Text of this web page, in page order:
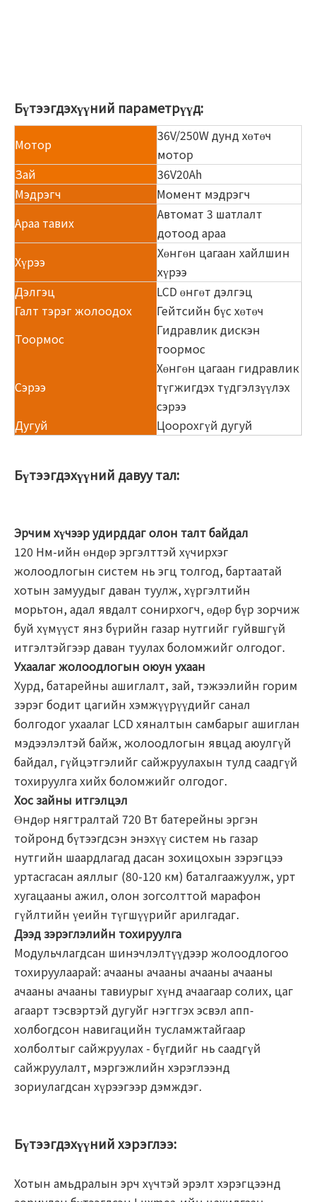
Бүтээгдэхүүний параметрүүд:
Мотор
36V/250W дунд хөтөч
мотор
Зай
36V20Ah
Мэдрэгч
Момент мэдрэгч
Араа тавих
Автомат 3 шатлалт
дотоод араа
Хүрээ
Хөнгөн цагаан хайлшин
хүрээ
Дэлгэц
LCD өнгөт дэлгэц
Галт тэрэг жолоодох
Гейтсийн бүс хөтөч
Тоормос
Гидравлик дискэн
тоормос
Сэрээ
Хөнгөн цагаан гидравлик
түгжигдэх түдгэлзүүлэх
сэрээ
Дугуй
Цоорохгүй дугуй
Бүтээгдэхүүний давуу тал:
Эрчим хүчээр удирддаг олон талт байдал
120 Нм-ийн өндөр эргэлттэй хүчирхэг
жолоодлогын систем нь эгц толгод, бартаатай
хотын замуудыг даван туулж, хүргэлтийн
морьтон, адал явдалт сонирхогч, өдөр бүр зорчиж
буй хүмүүст янз бүрийн газар нутгийг гуйвшгүй
итгэлтэйгээр даван туулах боломжийг олгодог.
Ухаалаг жолоодлогын оюун ухаан
Хурд, батарейны ашиглалт, зай, тэжээлийн горим
зэрэг бодит цагийн хэмжүүрүүдийг санал
болгодог ухаалаг LCD хяналтын самбарыг ашиглан
мэдээлэлтэй байж, жолоодлогын явцад аюулгүй
байдал, гүйцэтгэлийг сайжруулахын тулд саадгүй
тохируулга хийх боломжийг олгодог.
Хос зайны итгэлцэл
Өндөр нягтралтай 720 Вт батерейны эргэн
тойронд бүтээгдсэн энэхүү систем нь газар
нутгийн шаардлагад дасан зохицохын зэрэгцээ
уртасгасан аяллыг (80-120 км) баталгаажуулж, урт
хугацааны ажил, олон зогсолттой марафон
гүйлтийн үеийн түгшүүрийг арилгадаг.
Дээд зэрэглэлийн тохируулга
Модульчлагдсан шинэчлэлтүүдээр жолоодлогоо
тохируулаарай: ачааны ачааны ачааны ачааны
ачааны ачааны тавиурыг хүнд ачаагаар солих, цаг
агаарт тэсвэртэй дугуйг нэгтгэх эсвэл апп-
холбогдсон навигацийн тусламжтайгаар
холболтыг сайжруулах - бүгдийг нь саадгүй
сайжруулалт, мэргэжлийн хэрэглээнд
зориулагдсан хүрээгээр дэмждэг.
Бүтээгдэхүүний хэрэглээ:
Хотын амьдралын эрч хүчтэй эрэлт хэрэгцээнд